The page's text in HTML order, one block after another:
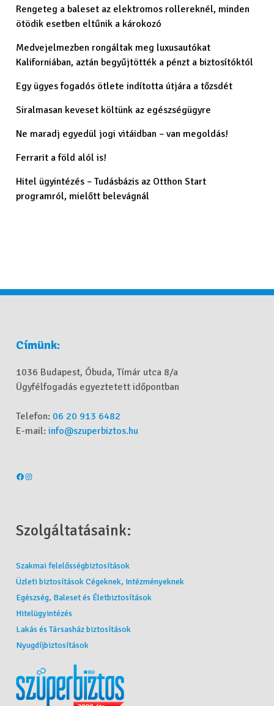
Rengeteg a baleset az elektromos rollereknél, minden
ötödik esetben eltűnik a károkozó
Medvejelmezben rongáltak meg luxusautókat
Kaliforniában, aztán begyűjtötték a pénzt a biztosítóktól
Egy ügyes fogadós ötlete indította útjára a tőzsdét
Siralmasan keveset költünk az egészségügyre
Ne maradj egyedül jogi vitáidban – van megoldás!
Ferrarit a föld alól is!
Hitel ügyintézés – Tudásbázis az Otthon Start
programról, mielőtt belevágnál
Címünk:
1036 Budapest, Óbuda, Tímár utca 8/a
Ügyfélfogadás egyeztetett időpontban
Telefon: 06 20 913 6482
E-mail:info@szuperbiztos.hu
Szolgáltatásaink:
Szakmai felelősségbiztosítások
Üzleti biztosítások Cégeknek, Intézményeknek
Egészség, Baleset és Életbiztosítások
Hitelügyintézés
Lakás és Társasház biztosítások
Nyugdíjbiztosítások